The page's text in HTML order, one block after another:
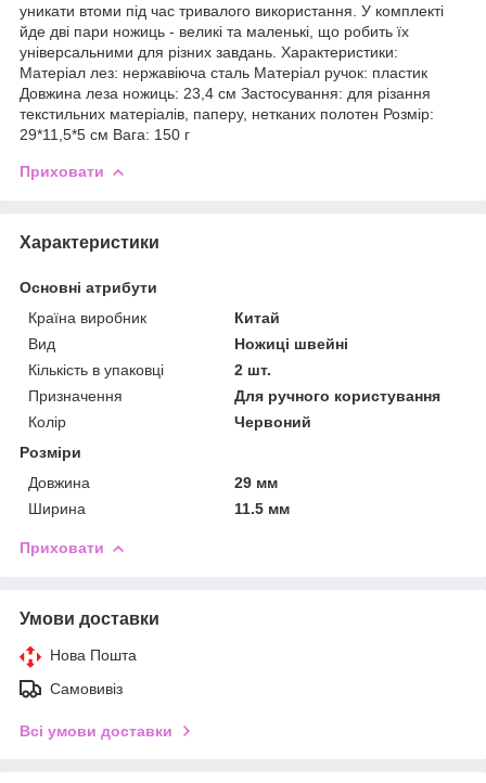
уникати втоми під час тривалого використання. У комплекті
йде дві пари ножиць - великі та маленькі, що робить їх
універсальними для різних завдань. Характеристики:
Матеріал лез: нержавіюча сталь Матеріал ручок: пластик
Довжина леза ножиць: 23,4 см Застосування: для різання
текстильних матеріалів, паперу, нетканих полотен Розмір:
29*11,5*5 см Вага: 150 г
Приховати
Характеристики
Основні атрибути
Країна виробник
Китай
Вид
Ножиці швейні
Кількість в упаковці
2 шт.
Призначення
Для ручного користування
Колір
Червоний
Розміри
Довжина
29 мм
Ширина
11.5 мм
Приховати
Умови доставки
Нова Пошта
Самовивіз
Всі умови доставки